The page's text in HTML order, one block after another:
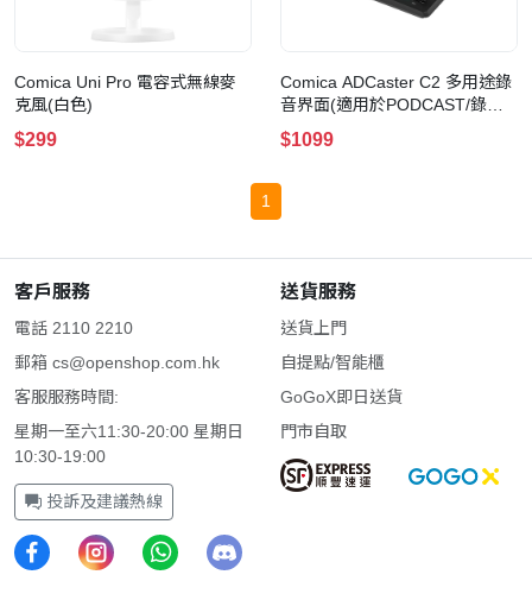
Comica Uni Pro 電容式無線麥
克風(白色)
$299
Comica ADCaster C2 多用途錄
音界面(適用於PODCAST/錄音/
直播)(黑色)
$1099
1
客戶服務
電話 2110 2210
郵箱 cs@openshop.com.hk
客服服務時間:
星期一至六11:30-20:00 星期日
10:30-19:00
投訴及建議熱線
送貨服務
送貨上門
自提點/智能櫃
GoGoX即日送貨
門市自取